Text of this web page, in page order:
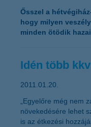
Ősszel a
hogy milyen
minden ötödik
Idén több
2011.01.20.
„Egyelőre még nem
növekedésére lehet
is az étkezési